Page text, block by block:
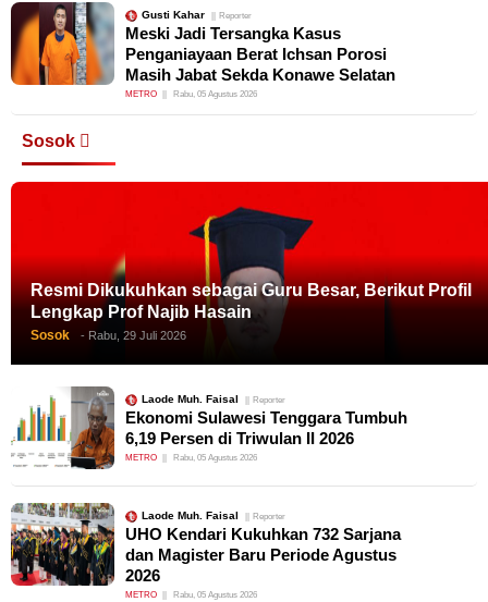
Gusti Kahar Reporter
Meski Jadi Tersangka Kasus
Penganiayaan Berat Ichsan Porosi
Masih Jabat Sekda Konawe Selatan
METRO Rabu, 05 Agustus 2026
Sosok
Resmi Dikukuhkan sebagai Guru Besar, Berikut Profil
Lengkap Prof Najib Hasain
Sosok - Rabu, 29 Juli 2026
Laode Muh. Faisal Reporter
Ekonomi Sulawesi Tenggara Tumbuh
6,19 Persen di Triwulan II 2026
METRO Rabu, 05 Agustus 2026
Laode Muh. Faisal Reporter
UHO Kendari Kukuhkan 732 Sarjana
dan Magister Baru Periode Agustus
2026
METRO Rabu, 05 Agustus 2026